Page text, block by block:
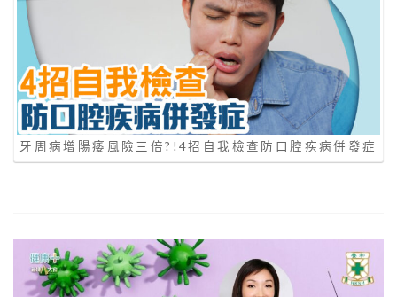
牙周病增陽痿風險三倍?!4招自我檢查防口腔疾病併發症